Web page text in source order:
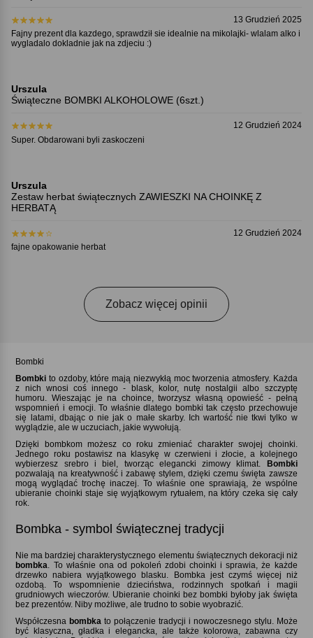
13 Grudzień 2025
Fajny prezent dla kazdego, sprawdził sie idealnie na mikolajki- wlalam alko i
wygladalo dokladnie jak na zdjeciu :)
Świąteczne BOMBKI ALKOHOLOWE (6szt.)
Urszula
12 Grudzień 2024
Super. Obdarowani byli zaskoczeni
Zestaw herbat świątecznych ZAWIESZKI NA CHOINKĘ Z
HERBATĄ
Urszula
12 Grudzień 2024
fajne opakowanie herbat
Zobacz więcej opinii
Bombki
Bombki to ozdoby, które mają niezwykłą moc tworzenia atmosfery. Każda
z nich wnosi coś innego - blask, kolor, nutę nostalgii albo szczyptę
humoru. Wieszając je na choince, tworzysz własną opowieść - pełną
wspomnień i emocji. To właśnie dlatego bombki tak często przechowuje
się latami, dbając o nie jak o małe skarby. Ich wartość nie tkwi tylko w
wyglądzie, ale w uczuciach, jakie wywołują.
Dzięki bombkom możesz co roku zmieniać charakter swojej choinki.
Jednego roku postawisz na klasykę w czerwieni i złocie, a kolejnego
wybierzesz srebro i biel, tworząc elegancki zimowy klimat. Bombki
pozwalają na kreatywność i zabawę stylem, dzięki czemu święta zawsze
mogą wyglądać trochę inaczej. To właśnie one sprawiają, że wspólne
ubieranie choinki staje się wyjątkowym rytuałem, na który czeka się cały
rok.
Bombka - symbol świątecznej tradycji
Nie ma bardziej charakterystycznego elementu świątecznych dekoracji niż
bombka . To właśnie ona od pokoleń zdobi choinki i sprawia, że każde
drzewko nabiera wyjątkowego blasku. Bombka jest czymś więcej niż
ozdobą. To wspomnienie dzieciństwa, rodzinnych spotkań i magii
grudniowych wieczorów. Ubieranie choinki bez bombki byłoby jak święta
bez prezentów. Niby możliwe, ale trudno to sobie wyobrazić.
Współczesnabombka to połączenie tradycji i nowoczesnego stylu. Może
być klasyczna, gładka i elegancka, ale także kolorowa, zabawna czy